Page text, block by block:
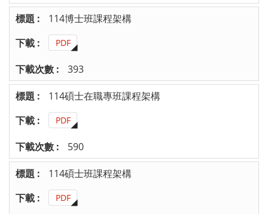
114博士班課程架構
PDF
393
114碩士在職專班課程架構
PDF
590
114碩士班課程架構
PDF